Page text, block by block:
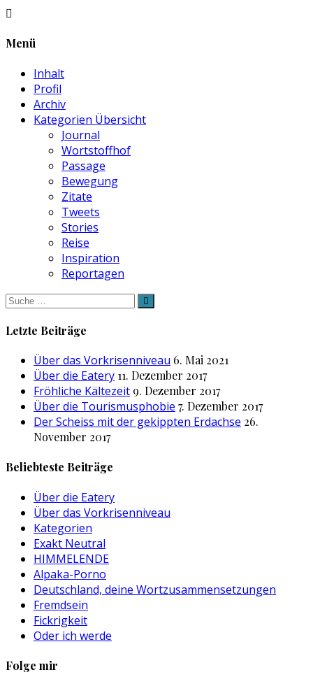
Menü
Inhalt
Profil
Archiv
Kategorien Übersicht
Journal
Wortstoffhof
Passage
Bewegung
Zitate
Tweets
Stories
Reise
Inspiration
Reportagen
Suche
nach:
Letzte Beiträge
Über das Vorkrisenniveau 6. Mai 2021
Über die Eatery 11. Dezember 2017
Fröhliche Kältezeit 9. Dezember 2017
Über die Tourismusphobie 7. Dezember 2017
Der Scheiss mit der gekippten Erdachse 26.
November 2017
Beliebteste Beiträge
Über die Eatery
Über das Vorkrisenniveau
Kategorien
Exakt Neutral
HIMMELENDE
Alpaka-Porno
Deutschland, deine Wortzusammensetzungen
Fremdsein
Fickrigkeit
Oder ich werde
Folge mir